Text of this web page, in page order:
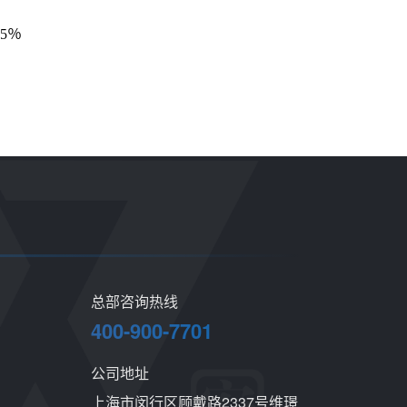
％
总部咨询热线
400-900-7701
公司地址
上海市闵行区顾戴路2337号维璟